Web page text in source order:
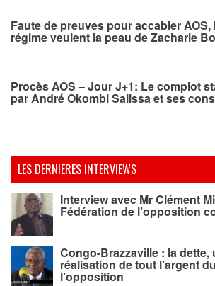
Faute de preuves pour accabler
régime veulent la peau de Zacharie
Procès AOS – Jour J+1: Le complot
par André Okombi Salissa et ses
LES DERNIERES INTERVIEWS
Interview avec Mr Clément
Fédération de l’opposition
Congo-Brazzaville : la dette,
réalisation de tout l’argent
l’opposition